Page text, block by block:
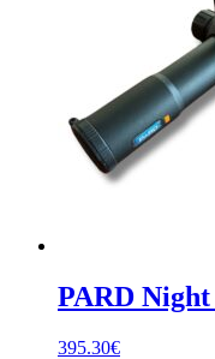
PARD
395.30€